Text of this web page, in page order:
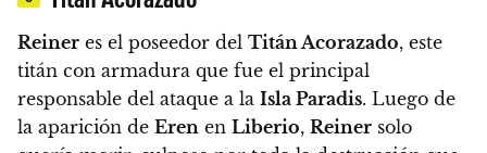
Reiner es el poseedor del Titán Acorazado, este
titán con armadura que fue el principal
responsable del ataque a la Isla Paradis. Luego de
la aparición de Eren en Liberio, Reiner solo